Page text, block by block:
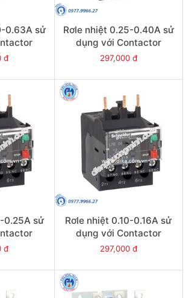
0.63A sử
Model
đ
Rơle nhiệt 0.25-0.40A sử
dụng với Contactor
LC1E06-E38 - Model
297,000 đ
0.25A sử
Model
đ
Rơle nhiệt 0.10-0.16A sử
dụng với Contactor
LC1E06-E38 - Model
297,000 đ